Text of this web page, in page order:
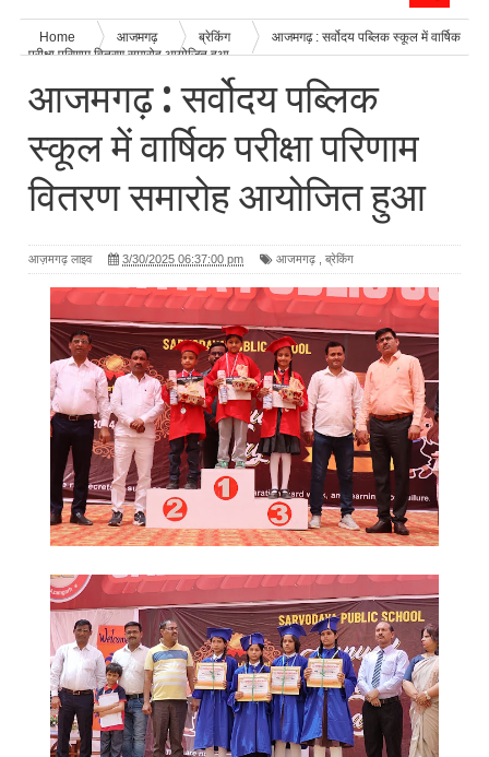
Home आजमगढ़ ब्रेकिंग
आजमगढ़ : सर्वोदय पब्लिक स्कूल में वार्षिक
परीक्षा परिणाम वितरण समारोह आयोजित हुआ
आजमगढ़ : सर्वोदय पब्लिक
स्कूल में वार्षिक परीक्षा परिणाम
वितरण समारोह आयोजित हुआ
आज़मगढ़ लाइव 3/30/2025 06:37:00 pm आजमगढ़ ब्रेकिंग